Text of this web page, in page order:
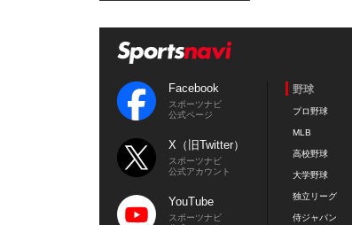
Facebook
スポーツナビ
公式ページ
X（旧Twitter）
スポーツナビ
公式アカウント
YouTube
スポーツナビ
野球
プロ野球
MLB
高校野球
大学野球
独立リーグ
侍ジャパン